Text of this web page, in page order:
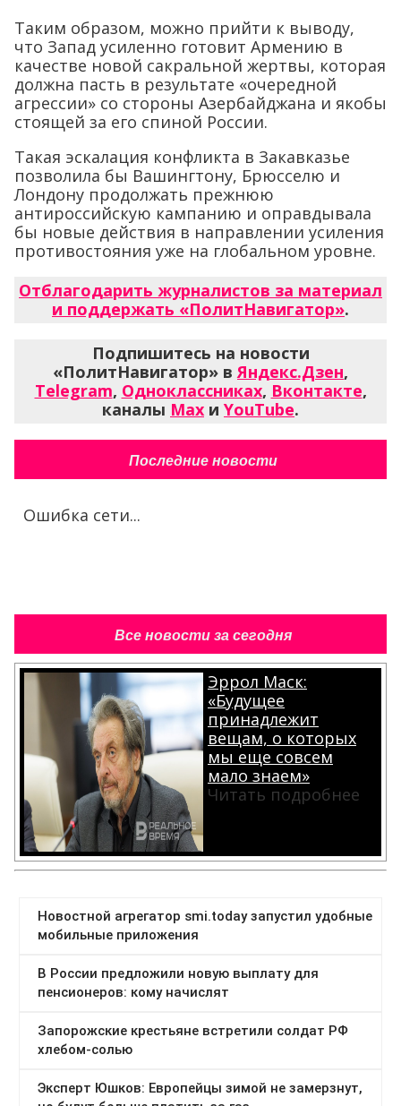
Таким образом, можно прийти к выводу,
что Запад усиленно готовит Армению в
качестве новой сакральной жертвы, которая
должна пасть в результате «очередной
агрессии» со стороны Азербайджана и якобы
стоящей за его спиной России.
Такая эскалация конфликта в Закавказье
позволила бы Вашингтону, Брюсселю и
Лондону продолжать прежнюю
антироссийскую кампанию и оправдывала
бы новые действия в направлении усиления
противостояния уже на глобальном уровне.
Отблагодарить журналистов за материал
и поддержать «ПолитНавигатор».
Подпишитесь на новости
«ПолитНавигатор» вЯндекс.Дзен,
Telegram, Одноклассниках, Вконтакте,
каналы Max и YouTube.
Последние новости
Ошибка сети...
Все новости за сегодня
Эррол Маск:
«Будущее
принадлежит
вещам, о которых
мы еще совсем
мало знаем»
Читать подробнее